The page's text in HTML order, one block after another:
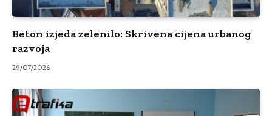
Beton izjeda zelenilo: Skrivena cijena urbanog
razvoja
29/07/2026